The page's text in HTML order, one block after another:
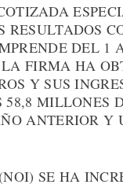
DEL 1
LA FIRMA HA
Y SUS
MILLONES
ANTERIOR Y
SE HA